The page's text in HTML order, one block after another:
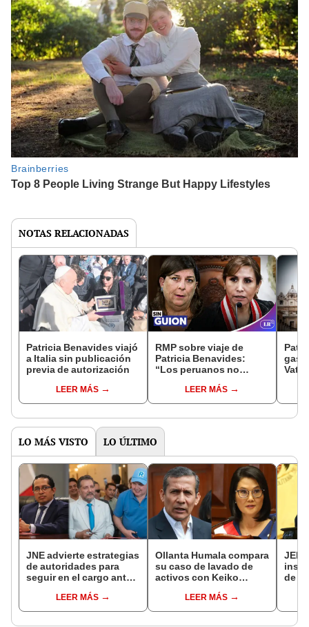
NOTAS RELACIONADAS
Patricia Benavides viajó
a Italia sin publicación
previa de autorización
LEER MÁS
RMP sobre viaje de
Patricia Benavides:
“Los peruanos no
financiarle la
peregrinación”
LEER MÁS
LO MÁS VISTO LO ÚLTIMO
JNE advierte estrategias
de autoridades para
seguir en el cargo ante
reelecciónLEER MÁS
Ollanta Humala compara
su caso de lavado de
activos con Keiko
recibimos, ella sí
recibió"
LEER MÁS
JEE
de